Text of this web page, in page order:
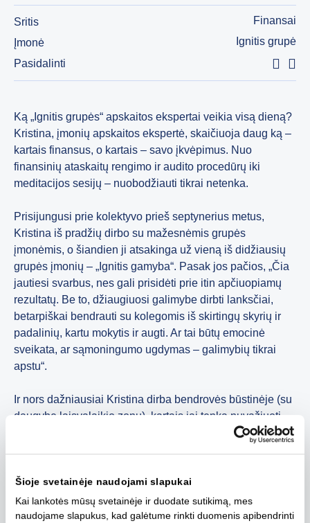
Šioje svetainėje naudojami slapukai
Kai lankotės mūsų svetainėje ir duodate sutikimą, mes
naudojame slapukus, kad galėtume rinkti duomenis apibendrinti
Sritis
Finansai
Įmonė
Ignitis grupė
Pasidalinti
Ką „Ignitis grupės“ apskaitos ekspertai veikia visą dieną?
Kristina, įmonių apskaitos ekspertė, skaičiuoja daug ką –
kartais finansus, o kartais – savo įkvėpimus. Nuo
finansinių ataskaitų rengimo ir audito procedūrų iki
meditacijos sesijų – nuobodžiauti tikrai netenka.
Prisijungusi prie kolektyvo prieš septynerius metus,
Kristina iš pradžių dirbo su mažesnėmis grupės
įmonėmis, o šiandien ji atsakinga už vieną iš didžiausių
grupės įmonių – „Ignitis gamyba“. Pasak jos pačios, „Čia
jautiesi svarbus, nes gali prisidėti prie itin apčiuopiamų
rezultatų. Be to, džiaugiuosi galimybe dirbti lanksčiai,
betarpiškai bendrauti su kolegomis iš skirtingų skyrių ir
padalinių, kartu mokytis ir augti. Ar tai būtų emocinė
sveikata, ar sąmoningumo ugdymas – galimybių tikrai
apstu“.
Ir nors dažniausiai Kristina dirba bendrovės būstinėje (su
daugybe laisvalaikio zonų), kartais jai tenka nuvažiuoti
ten, kur vyksta pačios energijos gamyba. Viena iš tokių
analogų Baltijos šalyse neturinčiame objekte. Be to,
„Ignitis gamyba“ valdo ir plėtoja Elektrėnų kompleksą bei
didžiausią antrinių žaliavų energijos išteklius